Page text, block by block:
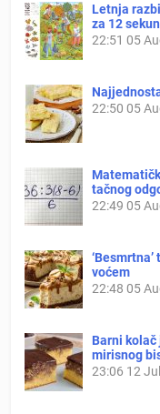
Letnja
za 12
22:51 05
22:50 05
tačnog
22:49 05
voćem
22:48 05
Barni
mirisnog
23:06 12